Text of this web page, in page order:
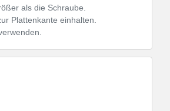
als die Schraube.
Plattenkante einhalten.